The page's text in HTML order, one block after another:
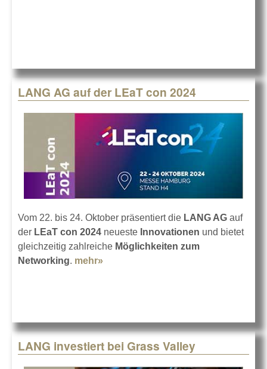
LANG AG auf der LEaT con 2024
Vom 22. bis 24. Oktober präsentiert die LANG AG auf
der LEaT con 2024 neueste Innovationen und bietet
gleichzeitig zahlreiche Möglichkeiten zum
Networking. mehr»
LANG investiert bei Grass Valley